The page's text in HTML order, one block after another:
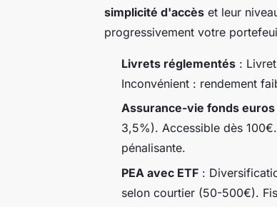
simplicité d'accès et leur
progressivement votre
Livrets réglementés :
Inconvénient : rendement
Assurance-vie fonds euros
3,5%). Accessible dès
pénalisante.
PEA avec ETF :
selon courtier (50-500€).